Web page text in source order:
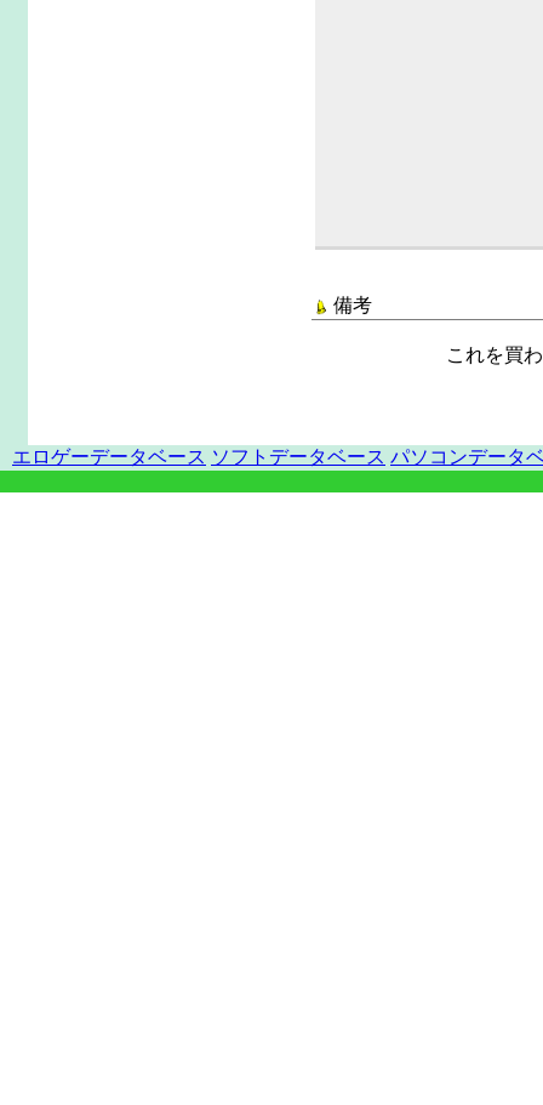
備考
これを買
エロゲーデータベース ソフトデータベース パソコンデータ